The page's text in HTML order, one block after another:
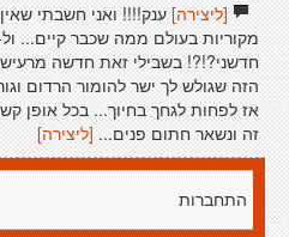
[ליצירה]ענק!!!! ואני חשבתי
מקוריות בעולם ממה שכבר קיים...
חדשני?!?! בשבילי זאת חדשה
הזה שגולש לך ישר להומור הרדום
אז לפחות לגחך בחיוך... בכל אופן
זה ונשאר חתום פנים... [ליצירה]
התחברות